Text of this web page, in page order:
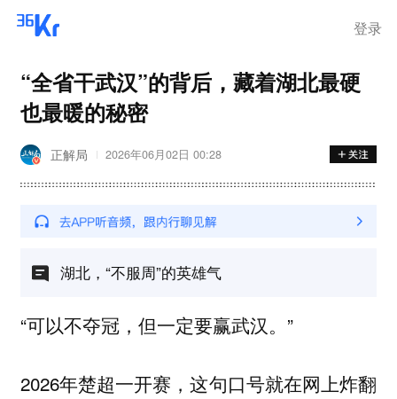
登录
“全省干武汉”的背后，藏着湖北最硬
也最暖的秘密
正解局 2026年06月02日 00:28
湖北，“不服周”的英雄气
“可以不夺冠，但一定要赢武汉。”
2026年楚超一开赛，这句口号就在网上炸翻